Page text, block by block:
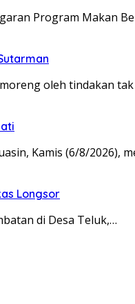
Program Makan
oleh tindakan
Kamis (6/8/2026),
Longsor
di Desa Teluk,…